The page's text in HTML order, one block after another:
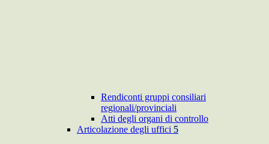
Rendiconti gruppi consiliari
regionali/provinciali
Atti degli organi di controllo
Articolazione degli uffici 5